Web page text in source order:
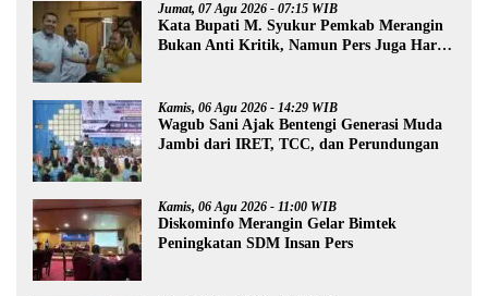
Jumat, 07 Agu 2026 - 07:15 WIB
Kata Bupati M. Syukur Pemkab Merangin
Bukan Anti Kritik, Namun Pers Juga Harus
Kamis, 06 Agu 2026 - 14:29 WIB
Wagub Sani Ajak Bentengi Generasi Muda
Jambi dari IRET, TCC, dan Perundungan
Kamis, 06 Agu 2026 - 11:00 WIB
Diskominfo Merangin Gelar Bimtek
Peningkatan SDM Insan Pers